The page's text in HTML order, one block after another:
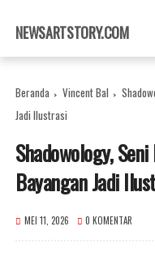
×
NEWSARTSTORY.COM
Beranda Vincent Bal
Jadi Ilustrasi
Shadowology,
Bayangan Jadi
MEI 11, 2026 0 KOMENTAR